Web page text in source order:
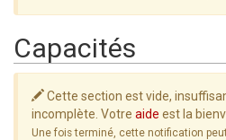
Capacités
Cette section est vide,
incomplète. Votre aide est la
Une fois terminé, cette notification